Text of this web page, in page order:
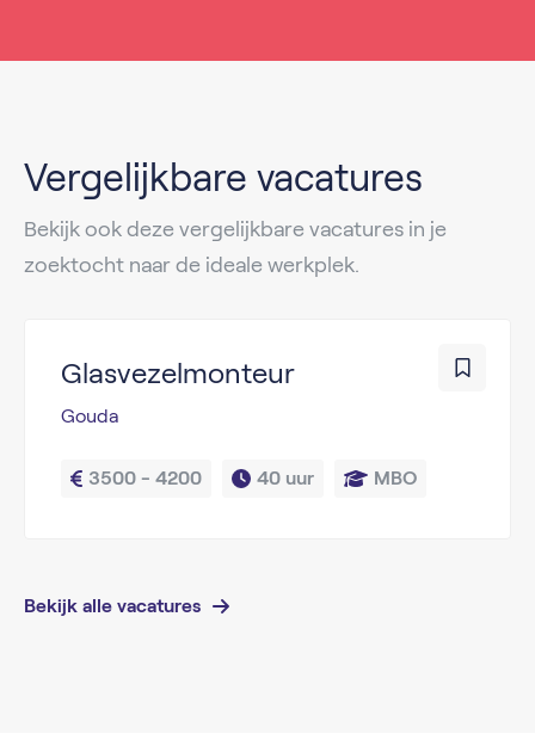
Vergelijkbare vacatures
Bekijk ook deze vergelijkbare vacatures in je
zoektocht naar de ideale werkplek.
Glasvezelmonteur
Gouda
3500 - 4200 40 uur MBO
Bekijk alle vacatures